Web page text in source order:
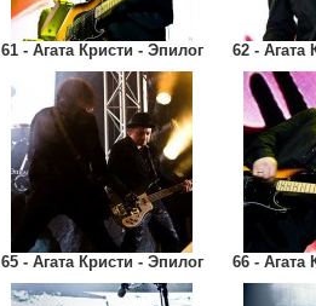
61 - Агата Кристи - Эпилог 62 - Агата
65 - Агата Кристи - Эпилог 66 - Агата